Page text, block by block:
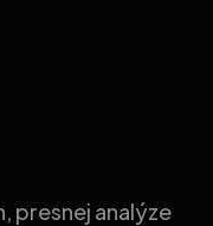
presnej analýze